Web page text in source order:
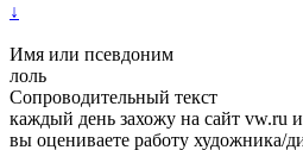
↓
Имя или псевдоним
лоль
Сопроводительный текст
каждый день захожу на сайт vw.ru
вы оцениваете работу художника/